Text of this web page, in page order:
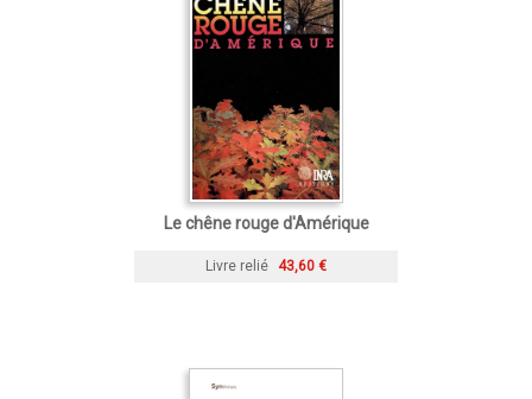
Le chêne rouge d'Amérique
Livre relié 43,60 €